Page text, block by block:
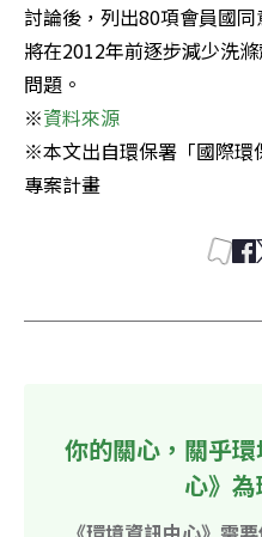
討論後，列出80項會員國
將在2012年前逐步減少洗
問題。
※
※本文出自環保署「國際環
專案計畫
你的關心，關乎
心》